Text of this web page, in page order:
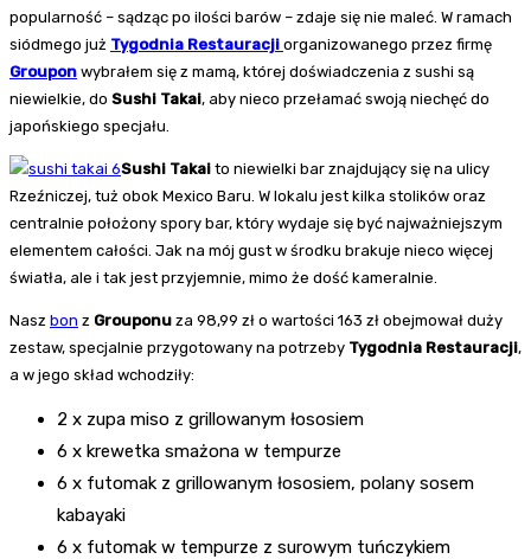
popularność – sądząc po ilości barów – zdaje się nie maleć. W ramach
siódmego już Tygodnia Restauracji organizowanego przez firmę
Groupon wybrałem się z mamą, której doświadczenia z sushi są
niewielkie, do Sushi Takai, aby nieco przełamać swoją niechęć do
japońskiego specjału.
Sushi Takai to niewielki bar znajdujący się na ulicy
Rzeźniczej, tuż obok Mexico Baru. W lokalu jest kilka stolików oraz
centralnie położony spory bar, który wydaje się być najważniejszym
elementem całości. Jak na mój gust w środku brakuje nieco więcej
światła, ale i tak jest przyjemnie, mimo że dość kameralnie.
Nasz bon z Grouponu za 98,99 zł o wartości 163 zł obejmował duży
zestaw, specjalnie przygotowany na potrzeby Tygodnia Restauracji,
a w jego skład wchodziły:
2 x zupa miso z grillowanym łososiem
6 x krewetka smażona w tempurze
6 x futomak z grillowanym łososiem, polany sosem
kabayaki
6 x futomak w tempurze z surowym tuńczykiem